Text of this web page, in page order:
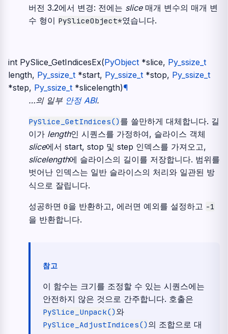
버전 3.2에서 변경: 전에는 slice매개 변수의 매개 변
수 형이 PySliceObject*였습니다.
int PySlice_GetIndicesEx(PyObject *slice, Py_ssize_t
length, Py_ssize_t *start, Py_ssize_t *stop, Py_ssize_t
*step, Py_ssize_t *slicelength)¶
…의 일부 안정 ABI.
PySlice_GetIndices() 를 쓸만하게 대체합니다. 길
이가 length인 시퀀스를 가정하여, 슬라이스 객체
slice에서 start, stop 및 step 인덱스를 가져오고,
slicelength에 슬라이스의 길이를 저장합니다. 범위를
벗어난 인덱스는 일반 슬라이스의 처리와 일관된 방
식으로 잘립니다.
성공하면 0을 반환하고, 에러면 예외를 설정하고 -1
을 반환합니다.
참고
이 함수는 크기를 조정할 수 있는 시퀀스에는
안전하지 않은 것으로 간주합니다. 호출은
PySlice_Unpack() 와
PySlice_AdjustIndices() 의 조합으로 대